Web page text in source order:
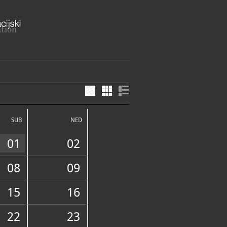
SUB NED
01 02
08
09
15
16
22
23
16, 42223 Varaždinske Toplice
županija
Toplicama, Perivoj Marije
br. 5.
vrijeme:
srijeda, četvrtak, petak : 9 -
h
h
srijeda, četvrtak, petak 8,30 -
SLUŽBE I USLUGE